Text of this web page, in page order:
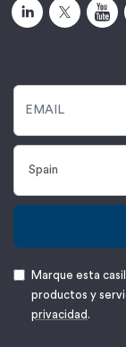
Marque esta
productos y
privacidad .